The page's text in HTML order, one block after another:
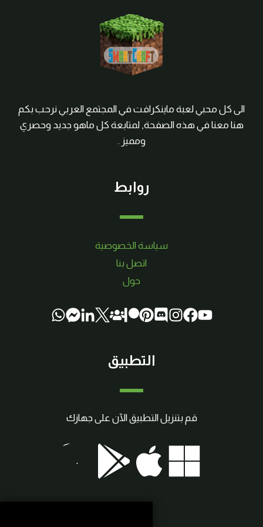
الى كل محبي لعبة ماينكرافت في المجتمع العربي نرحب بكم
هنا معنا في هذه الصفحة, لمتابعة كل ماهو جديد وحصري
ومميز .
روابط
سياسة الخصوصية
اتصل بنا
حول
التطبيق
قم بتنزيل التطبيق الآن على جهازك